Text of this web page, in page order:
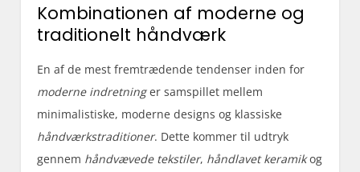
Kombinationen af moderne og
traditionelt håndværk
En af de mest fremtrædende tendenser inden for
moderne indretninger samspillet mellem
minimalistiske, moderne designs og klassiske
håndværkstraditioner. Dette kommer til udtryk
gennem håndvævede tekstiler, håndlavet keramikog